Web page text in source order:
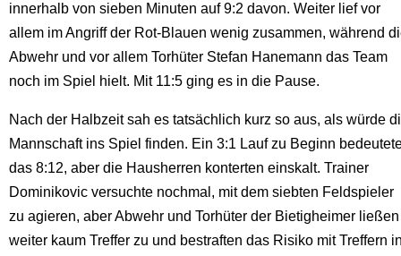
innerhalb von sieben Minuten auf 9:2 davon. Weiter lief vor
allem im Angriff der Rot-Blauen wenig zusammen, während
Abwehr und vor allem Torhüter Stefan Hanemann das Team
noch im Spiel hielt. Mit 11:5 ging es in die Pause.
Nach der Halbzeit sah es tatsächlich kurz so aus, als würde
Mannschaft ins Spiel finden. Ein 3:1 Lauf zu Beginn
das 8:12, aber die Hausherren konterten einskalt. Trainer
Dominikovic versuchte nochmal, mit dem siebten Feldspieler
zu agieren, aber Abwehr und Torhüter der Bietigheimer ließen
weiter kaum Treffer zu und bestraften das Risiko mit Treffern